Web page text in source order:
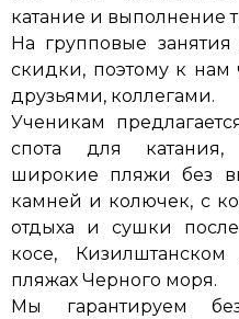
катание и выполнение
На групповые
скидки, поэтому к нам
друзьями, коллегами.
Ученикам
спота для катания,
широкие пляжи без
камней и колючек, с
отдыха и сушки
косе,
пляжах Черного моря.
Мы гарантируем